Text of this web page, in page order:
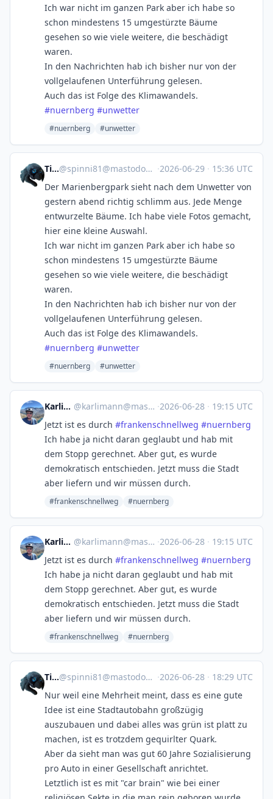
Ich war nicht im ganzen Park aber ich habe so
schon mindestens 15 umgestürzte Bäume
gesehen so wie viele weitere, die beschädigt
waren.
In den Nachrichten hab ich bisher nur von der
vollgelaufenen Unterführung gelesen.
Auch das ist Folge des Klimawandels.
#nuernberg #unwetter
#nuernberg #unwetter
Tina@spinni81@mastodon.social ·2026-06-29 · 15:36 UTC
Der Marienbergpark sieht nach dem Unwetter von
gestern abend richtig schlimm aus. Jede Menge
entwurzelte Bäume. Ich habe viele Fotos gemacht,
hier eine kleine Auswahl.
Ich war nicht im ganzen Park aber ich habe so
schon mindestens 15 umgestürzte Bäume
gesehen so wie viele weitere, die beschädigt
waren.
In den Nachrichten hab ich bisher nur von der
vollgelaufenen Unterführung gelesen.
Auch das ist Folge des Klimawandels.
#nuernberg #unwetter
#nuernberg #unwetter
Karlimann @karlimann@mastodon.social ·2026-06-28 · 19:15 UTC
Jetzt ist es durch #frankenschnellweg #nuernberg
Ich habe ja nicht daran geglaubt und hab mit
dem Stopp gerechnet. Aber gut, es wurde
demokratisch entschieden. Jetzt muss die Stadt
aber liefern und wir müssen durch.
#frankenschnellweg #nuernberg
Karlimann @karlimann@mastodon.social ·2026-06-28 · 19:15 UTC
Jetzt ist es durch #frankenschnellweg #nuernberg
Ich habe ja nicht daran geglaubt und hab mit
dem Stopp gerechnet. Aber gut, es wurde
demokratisch entschieden. Jetzt muss die Stadt
aber liefern und wir müssen durch.
#frankenschnellweg #nuernberg
Tina@spinni81@mastodon.social ·2026-06-28 · 18:29 UTC
Nur weil eine Mehrheit meint, dass es eine gute
Idee ist eine Stadtautobahn großzügig
auszubauen und dabei alles was grün ist platt zu
machen, ist es trotzdem gequirlter Quark.
Aber da sieht man was gut 60 Jahre Sozialisierung
pro Auto in einer Gesellschaft anrichtet.
Letztlich ist es mit "car brain" wie bei einer